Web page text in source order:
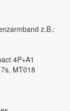
z.B.:
4P+A1
MT018